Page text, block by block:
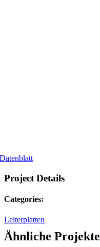
Datenblatt
Project Details
Categories:
Leiterplatten
Ähnliche Projekte